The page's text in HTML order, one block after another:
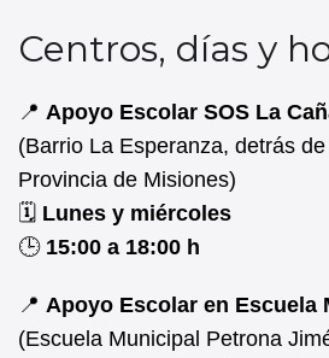
Centros, días y
📍 Apoyo Escolar SOS La
(Barrio La Esperanza, detrás
Provincia de Misiones)
🗓️ Lunes y miércoles
🕒 15:00 a 18:00 h
📍 Apoyo Escolar en Escuela
(Escuela Municipal Petrona